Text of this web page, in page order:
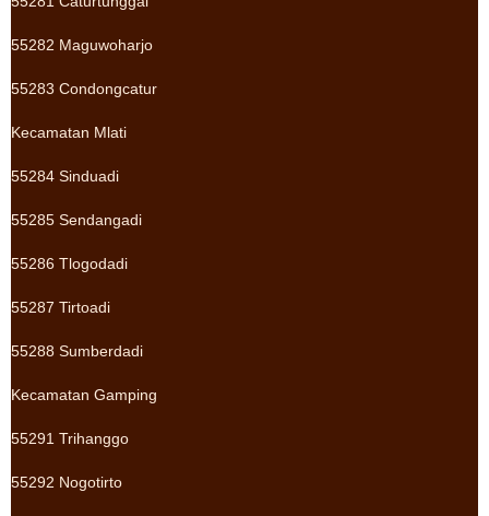
55282 Maguwoharjo
55283 Condongcatur
Kecamatan Mlati
55284 Sinduadi
55285 Sendangadi
55286 Tlogodadi
55287 Tirtoadi
55288 Sumberdadi
Kecamatan Gamping
55291 Trihanggo
55292 Nogotirto